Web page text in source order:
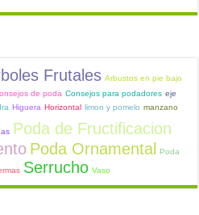
Frutales Arbustos en pie bajo
de poda Consejos para podadores eje
Higuera Horizontal limon y pomelo manzano
Poda de Fructificacion
Poda Ornamental Poda
Serrucho Vaso